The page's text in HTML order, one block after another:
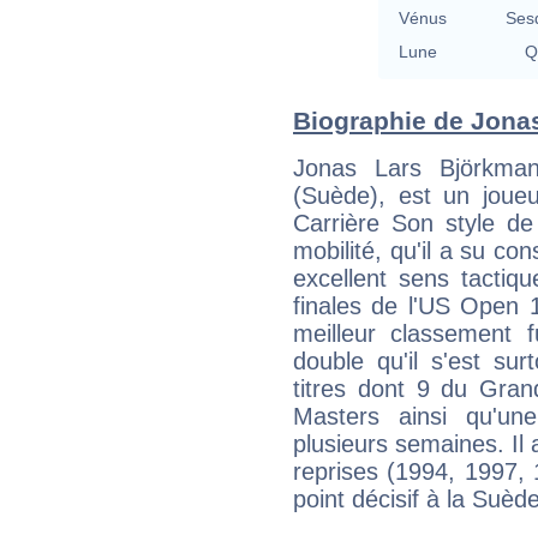
Vénus
Lune
Biographie de
Jonas Lars
(Suède), est un
Carrière Son style
mobilité, qu'il a su
excellent sens
finales de l'US Open
meilleur
double qu'il s'est
titres dont 9 du
Masters ainsi
plusieurs semaines. Il
reprises (1994, 1997,
point décisif à la